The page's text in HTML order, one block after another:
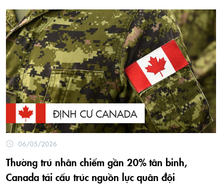
ĐỊNH CƯ CANADA
06/05/2026
Thường trú nhân chiếm gần 20% tân binh,
Canada tái cấu trúc nguồn lực quân đội